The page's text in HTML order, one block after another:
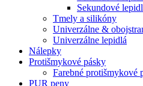
Sekundové
Tmely a silikóny
Univerzálne &
Univerzálne lepidlá
Nálepky
Protišmykové pásky
Farebné protišmykové
PUR peny